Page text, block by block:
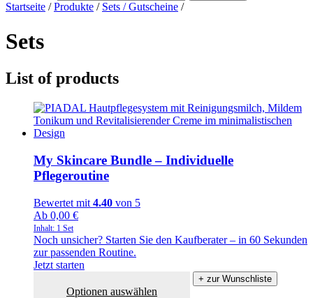
Startseite /Produkte / Sets / Gutscheine /
Sets
List of products
My Skincare Bundle – Individuelle
Pflegeroutine
Bewertet mit 4.40 von 5
Ab 0,00 €
Inhalt: 1 Set
Noch unsicher? Starten Sie den Kaufberater – in 60 Sekunden
zur passenden Routine.
Jetzt starten
Optionen auswählen
+ zur Wunschliste